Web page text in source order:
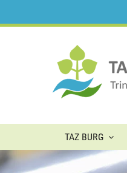
TAZ BURG